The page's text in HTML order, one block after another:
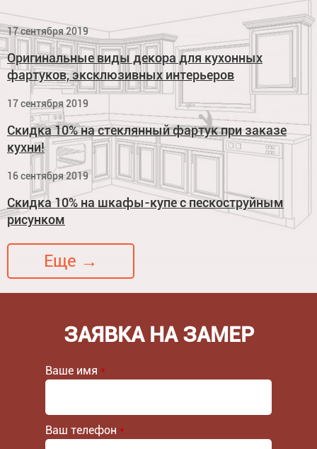
17 сентября 2019
Оригинальные виды декора для кухонных
фартуков, эксклюзивных интерьеров
17 сентября 2019
Скидка 10% на стеклянный фартук при заказе
кухни!
16 сентября 2019
Скидка 10% на шкафы-купе с пескоструйным
рисунком
Еще →
ЗАЯВКА НА ЗАМЕР
Ваше имя *
Ваш телефон *